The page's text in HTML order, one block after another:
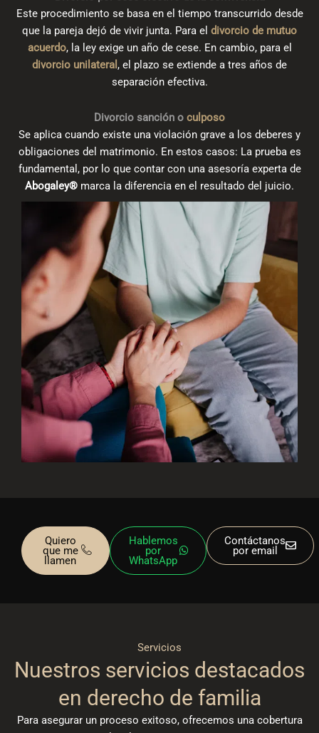
Este procedimiento se basa en el tiempo transcurrido desde
que la pareja dejó de vivir junta. Para el divorcio de mutuo
acuerdo, la ley exige un año de cese. En cambio, para el
divorcio unilateral , el plazo se extiende a tres años de
separación efectiva.
Divorcio sanción o culposo
Se aplica cuando existe una violación grave a los deberes y
obligaciones del matrimonio. En estos casos: La prueba es
fundamental, por lo que contar con una asesoría experta de
Abogaley® marca la diferencia en el resultado del juicio.
Quiero
que me
llamen
Hablemos
por
WhatsApp
Contáctanos
por email
Servicios
Nuestros servicios destacados
en derecho de familia
Para asegurar un proceso exitoso, ofrecemos una cobertura